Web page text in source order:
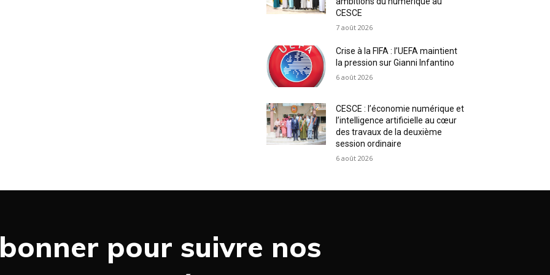
CESCE
7 août 2026
Crise à la FIFA : l’UEFA maintient
la pression sur Gianni Infantino
6 août 2026
CESCE : l’économie numérique et
l’intelligence artificielle au cœur
des travaux de la deuxième
session ordinaire
6 août 2026
pour suivre nos